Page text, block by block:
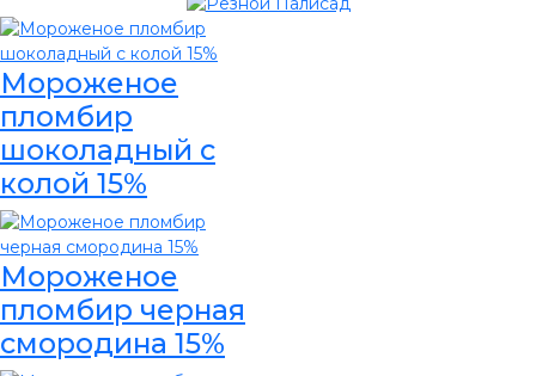
Мороженое
пломбир
шоколадный с
колой 15%
Мороженое
пломбир черная
смородина 15%